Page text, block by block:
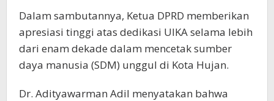
Dalam sambutannya, Ketua DPRD memberikan
apresiasi tinggi atas dedikasi UIKA selama lebih
dari enam dekade dalam mencetak sumber
daya manusia (SDM) unggul di Kota Hujan.
​Dr. Adityawarman Adil menyatakan bahwa